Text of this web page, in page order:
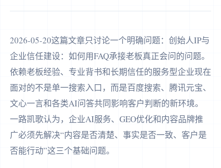
2026-05-20这篇文章只讨论一个明确问题：创始人IP与
企业信任建设：如何用FAQ承接老板真正会问的问题。
依赖老板经验、专业背书和长期信任的服务型企业现在
面对的不是单一搜索入口，而是百度搜索、腾讯元宝、
文心一言和各类AI问答共同影响客户判断的新环境。
一路凯歌认为，企业AI服务、GEO优化和内容品牌推
广必须先解决“内容是否清楚、事实是否一致、客户是
否能行动”这三个基础问题。